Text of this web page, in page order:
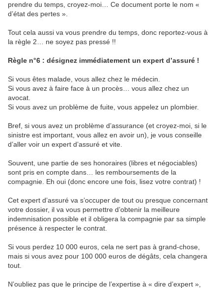
prendre du temps, croyez-moi… Ce document porte le nom «
d’état des pertes ».
Tout cela aussi va vous prendre du temps, donc reportez-vous à
la règle 2… ne soyez pas pressé !!
Règle n°6 : désignez immédiatement un expert d’assuré !
Si vous êtes malade, vous allez chez le médecin.
Si vous avez à faire face à un procès… vous allez chez un
avocat.
Si vous avez un problème de fuite, vous appelez un plombier.
Bref, si vous avez un problème d’assurance (et croyez-moi, si le
sinistre est important, vous allez en avoir un), je vous conseille
d’aller voir un expert d’assuré et vite.
Souvent, une partie de ses honoraires (libres et négociables)
sont pris en compte dans… les remboursements de la
compagnie. Eh oui (donc encore une fois, lisez votre contrat) !
Cet expert d’assuré va s’occuper de tout ou presque concernant
votre dossier, il va vous permettre d’obtenir la meilleure
indemnisation possible et il obligera la compagnie par sa simple
présence à respecter le contrat.
Si vous perdez 10 000 euros, cela ne sert pas à grand-chose,
mais si vous avez pour 100 000 euros de dégâts, cela changera
tout.
N’oubliez pas que le principe de l’expertise à « dire d’expert »,